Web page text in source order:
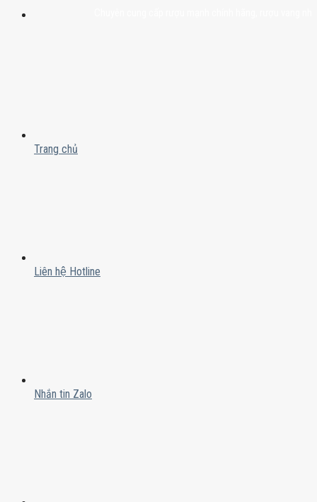
Trang chủ
Liên hệ Hotline
Nhắn tin Zalo